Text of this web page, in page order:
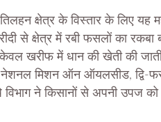
क्षेत्र के विस्तार के लिए यह
से क्षेत्र में रबी फसलों का
खरीफ में धान की खेती की जाती
नेशनल मिशन ऑन ऑयलसीड,
विभाग ने किसानों से अपनी उपज